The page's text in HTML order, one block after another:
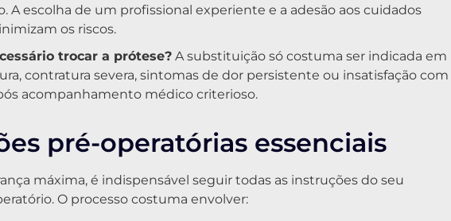
A escolha de um profissional experiente e a adesão aos cuidados
os riscos.
trocar a prótese? A substituição só costuma ser indicada em
contratura severa, sintomas de dor persistente ou insatisfação com
acompanhamento médico criterioso.
pré-operatórias essenciais
máxima, é indispensável seguir todas as instruções do seu
O processo costuma envolver: